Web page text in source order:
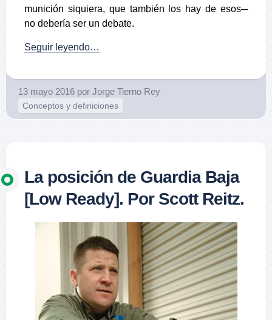
munición siquiera, que también los hay de esos─
no debería ser un debate.
Seguir leyendo…
13 mayo 2016 por Jorge Tierno Rey
Conceptos y definiciones
La posición de Guardia Baja
[Low Ready]. Por Scott Reitz.